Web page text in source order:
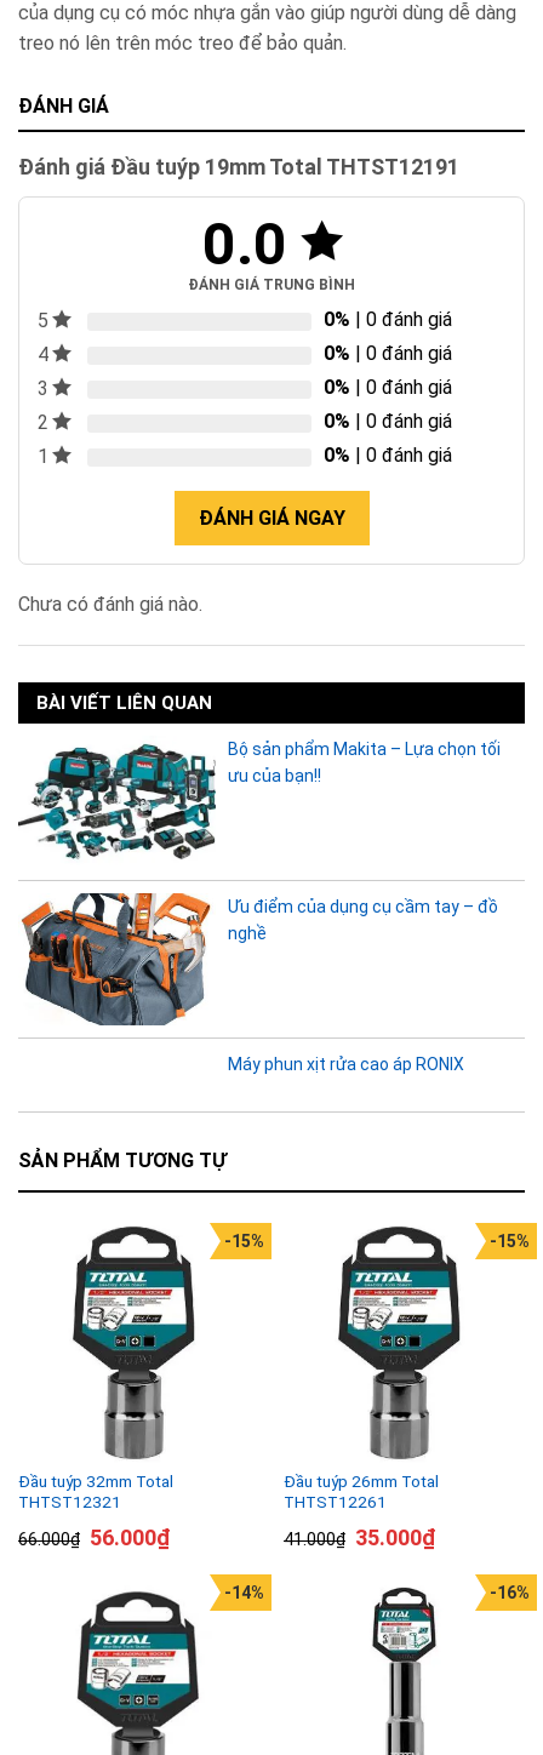
của dụng cụ có móc nhựa gắn vào giúp người dùng dễ dàng
treo nó lên trên móc treo để bảo quản.
ĐÁNH GIÁ
Đánh giá Đầu tuýp 19mm Total THTST12191
0.0
ĐÁNH GIÁ TRUNG BÌNH
5 0% | 0 đánh giá
4
0% | 0 đánh giá
3
0% | 0 đánh giá
2
0% | 0 đánh giá
1
0% | 0 đánh giá
ĐÁNH GIÁ NGAY
Chưa có đánh giá nào.
BÀI VIẾT LIÊN QUAN
Bộ sản phẩm Makita – Lựa chọn tối
ưu của bạn!!
Ưu điểm của dụng cụ cầm tay – đồ
nghề
Máy phun xịt rửa cao áp RONIX
SẢN PHẨM TƯƠNG TỰ
Đầu tuýp 32mm Total
THTST12321
66.000₫
-15%
56.000₫
Đầu tuýp 26mm Total
THTST12261
41.000₫
-15%
35.000₫
-14% -16%